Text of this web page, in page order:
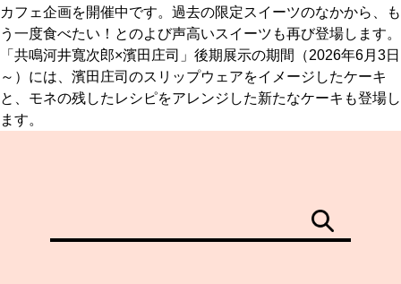
カフェ企画を開催中です。過去の限定スイーツのなかから、も
う一度食べたい！とのよび声高いスイーツも再び登場します。
「共鳴河井寬次郎×濱田庄司」後期展示の期間（2026年6月3日
～）には、濱田庄司のスリップウェアをイメージしたケーキ
と、モネの残したレシピをアレンジした新たなケーキも登場し
ます。